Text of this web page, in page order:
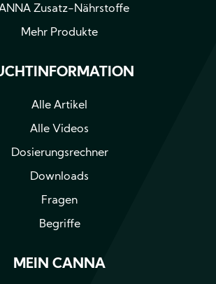
Zusatz-Nährstoffe
Mehr Produkte
Alle Artikel
Alle Videos
Dosierungsrechner
Downloads
Fragen
Begriffe
MEIN CANNA